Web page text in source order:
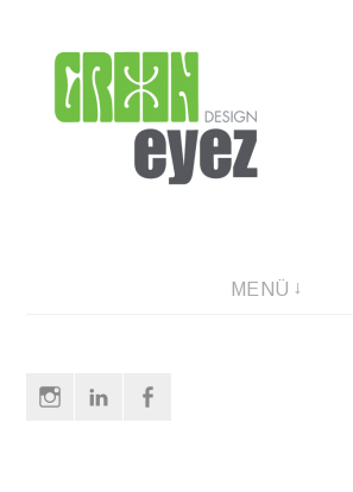
zum
Inhalt
graphic design & photography
MENÜ
InstagramLinkedIn